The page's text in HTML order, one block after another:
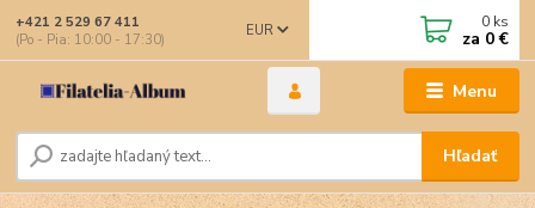
Menu
EUR
Hľadať
+421 2 529 67 411
(Po - Pia: 10:00 - 17:30)
0 ks
za 0 €